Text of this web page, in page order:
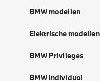
BMW modellen
Elektrische modellen
BMW Privileges
BMW Individual